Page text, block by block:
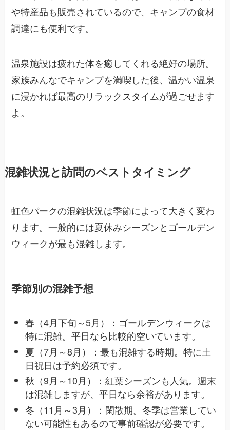
や特産品も販売されているので、キャンプの食材
調達にも便利です。
温泉施設は疲れた体を癒してくれる絶好の場所。
家族みんなでキャンプを満喫した後、温かい温泉
に浸かれば最高のリラックスタイムが過ごせます
よ。
混雑状況と訪問のベストタイミング
虹色パークの混雑状況は季節によって大きく変わ
ります。一般的には夏休みシーズンとゴールデン
ウィークが最も混雑します。
季節別の混雑予想
春（4月下旬～5月）：ゴールデンウィークは
特に混雑。平日なら比較的空いています。
夏（7月～8月）：最も混雑する時期。特に土
日祝日は予約必須です。
秋（9月～10月）：紅葉シーズンも人気。週末
は混雑しますが、平日なら余裕があります。
冬（11月～3月）：閑散期。冬季は営業してい
ない可能性もあるので事前確認が必要です。